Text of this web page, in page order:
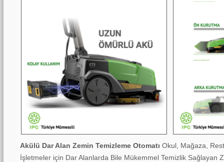
Akülü Dar Alan Zemin Temizleme Otomatı Okul, Mağaza,
İşletmeler için Dar Alanlarda Bile Mükemmel Temizlik Sağlayan